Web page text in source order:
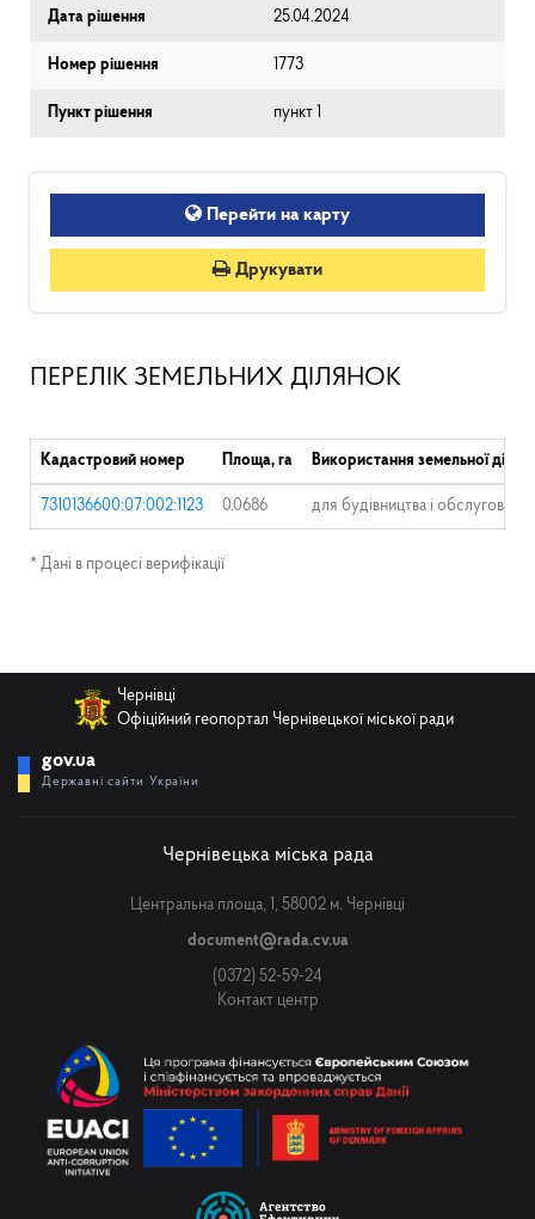
Дата рішення 25.04.2024
Номер рішення 1773
Пункт рішення пункт 1
Перейти на карту
Друкувати
ПЕРЕЛІК ЗЕМЕЛЬНИХ ДІЛЯНОК
Кадастровий номер Площа, га Використання земельної
7310136600:07:002:1123 0.0686 для будівництва і
* Дані в процесі верифікації
Чернівці
Офіційний геопортал Чернівецької міської ради
gov.ua
Державні сайти України
Чернівецька міська рада
Центральна площа, 1, 58002 м. Чернівці
document@rada.cv.ua
(0372) 52-59-24
Контакт центр